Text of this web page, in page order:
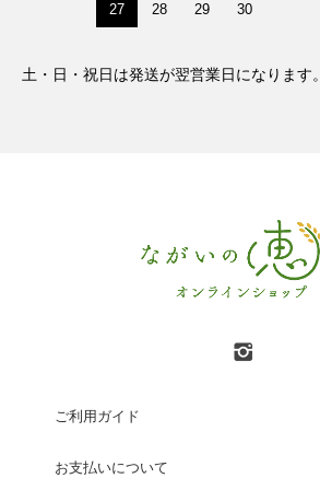
27 28 29 30
土・日・祝日は発送が翌営業日になります。
ご利用ガイド
お支払いについて